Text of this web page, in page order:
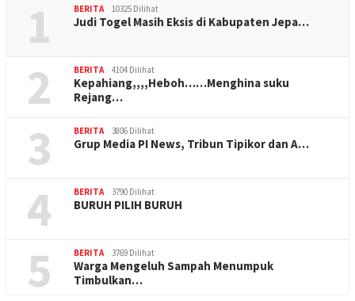
1 BERITA 10325 Dilihat
Judi Togel Masih Eksis di Kabupaten Jepa…
2 BERITA 4104 Dilihat
Kepahiang,,,,Heboh……Menghina suku
Rejang…
3 BERITA 3806 Dilihat
Grup Media PI News, Tribun Tipikor dan A…
4 BERITA 3790 Dilihat
BURUH PILIH BURUH
5 BERITA 3769 Dilihat
Warga Mengeluh Sampah Menumpuk
Timbulkan…